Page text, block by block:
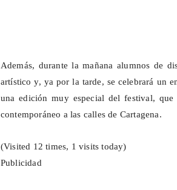
Además, durante la mañana alumnos de
artístico y, ya por la tarde, se celebrará un
una edición muy especial del festival,
contemporáneo a las calles de Cartagena.
(Visited 12 times, 1 visits today)
Publicidad